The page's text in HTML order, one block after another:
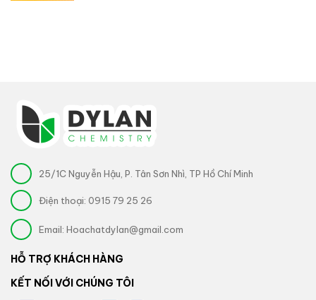
25/1C Nguyễn Hậu, P. Tân Sơn Nhì, TP Hồ Chí Minh
Điện thoại: 0915 79 25 26
Email: Hoachatdylan@gmail.com
HỖ TRỢ KHÁCH HÀNG
KẾT NỐI VỚI CHÚNG TÔI